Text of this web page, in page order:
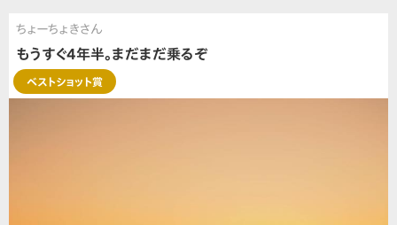
ちょーちょきさん
もうすぐ4年半。まだまだ乗るぞ
ベストショット賞